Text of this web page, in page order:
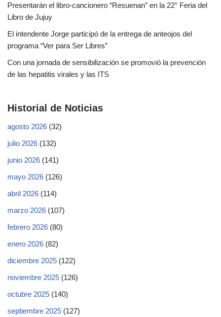
Presentarán el libro-cancionero “Resuenan” en la 22° Feria del
Libro de Jujuy
El intendente Jorge participó de la entrega de anteojos del
programa “Ver para Ser Libres”
Con una jornada de sensibilización se promovió la prevención
de las hepatitis virales y las ITS
Historial de Noticias
agosto 2026 (32)
julio 2026 (132)
junio 2026 (141)
mayo 2026 (126)
abril 2026 (114)
marzo 2026 (107)
febrero 2026 (80)
enero 2026 (82)
diciembre 2025 (122)
noviembre 2025 (126)
octubre 2025 (140)
septiembre 2025 (127)